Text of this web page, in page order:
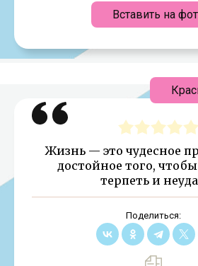
Вставить на
Жизнь — это чудесное
достойное того,
терпеть и
Поделиться: